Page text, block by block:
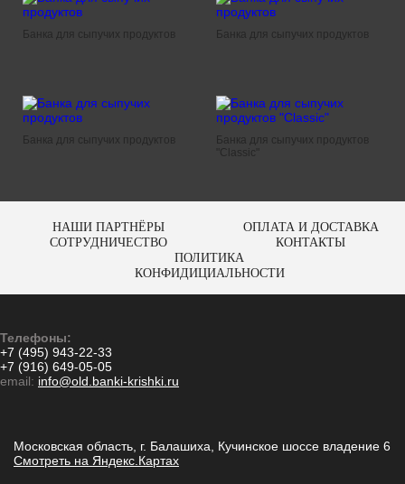
Банка для сыпучих продуктов Банка для сыпучих продуктов
Банка для сыпучих продуктов
Банка для сыпучих продуктов
"Classic"
НАШИ ПАРТНЁРЫ
ОПЛАТА И ДОСТАВКА
СОТРУДНИЧЕСТВО
КОНТАКТЫ
ПОЛИТИКА
КОНФИДИЦИАЛЬНОСТИ
Телефоны:
+7 (495) 943-22-33
+7 (916) 649-05-05
email: info@old.banki-krishki.ru
Московская область, г. Балашиха, Кучинское шоссе владение 6
Смотреть на Яндекс.Картах